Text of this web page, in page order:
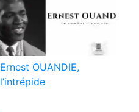
Ernest OUANDIE,
l’intrépide